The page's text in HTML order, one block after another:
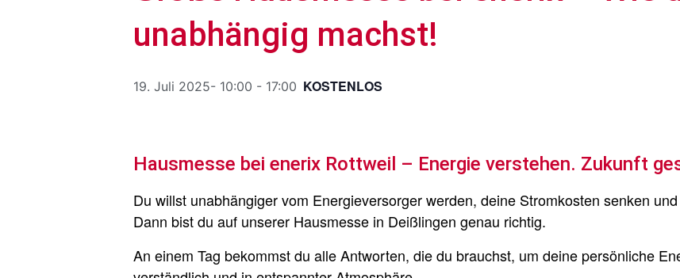
unabhängig machst!
19. Juli 2025- 10:00 - 17:00 KOSTENLOS
Hausmesse bei enerix Rottweil – Energie verstehen. Zukunft
Du willst unabhängiger vom Energieversorger werden, deine Stromkosten senken
Dann bist du auf unserer Hausmesse in Deißlingen genau richtig.
An einem Tag bekommst du alle Antworten, die du brauchst, um deine persönliche